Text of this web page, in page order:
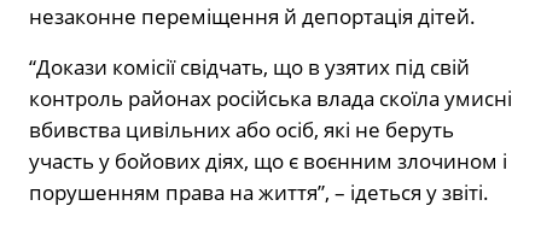
незаконне переміщення й депортація дітей.
“Докази комісії свідчать, що в узятих під свій
контроль районах російська влада скоїла умисні
вбивства цивільних або осіб, які не беруть
участь у бойових діях, що є воєнним злочином і
порушенням права на життя”, – ідеться у звіті.